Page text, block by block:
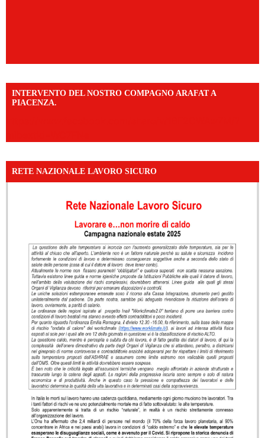
INTERVENTO DEL NOSTRO COMPAGNO ARAFAT A
PIACENZA.
RETE NAZIONALE LAVORO SICURO